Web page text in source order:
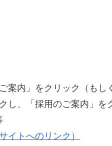
案内」をクリック（もし
、「採用のご案内」を
イトへのリンク）